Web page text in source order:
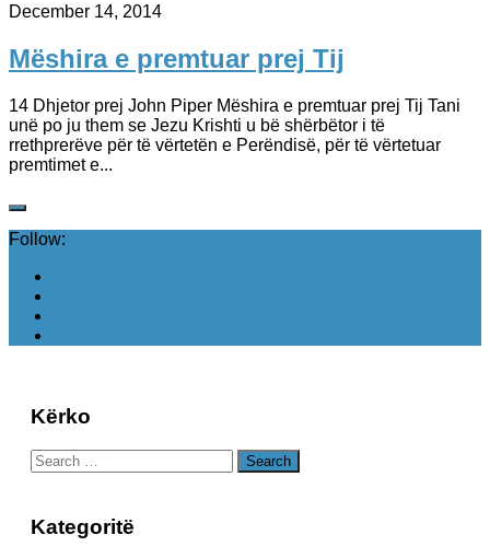
December 14, 2014
Mëshira e premtuar prej Tij
14 Dhjetor prej John Piper Mëshira e premtuar prej Tij Tani
unë po ju them se Jezu Krishti u bë shërbëtor i të
rrethprerëve për të vërtetën e Perëndisë, për të vërtetuar
premtimet e...
Follow:
Kërko
Search
for:
Kategoritë